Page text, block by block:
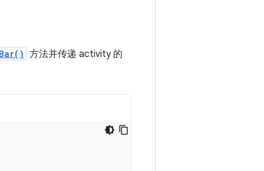
方法并传递 activity 的